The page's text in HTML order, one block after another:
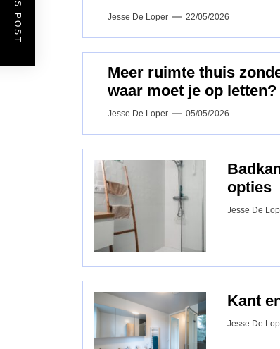
Jesse De Loper 22/05/2026
Meer ruimte thuis
waar moet je op letten?
Jesse De Loper 05/05/2026
opties
Jesse De
Kant
Jesse De